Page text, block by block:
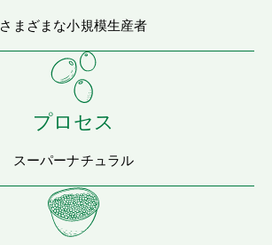
さまざまな小規模生産者
プロセス
スーパーナチュラル